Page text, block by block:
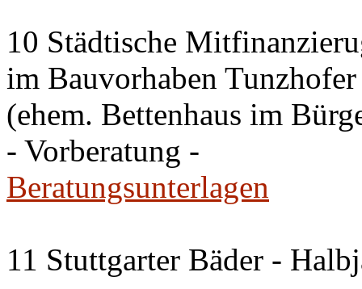
10 Städtische
im Bauvorhaben
(ehem. Bettenhaus im
- Vorberatung -
Beratungsunterlagen
11 Stuttgarter Bäder -